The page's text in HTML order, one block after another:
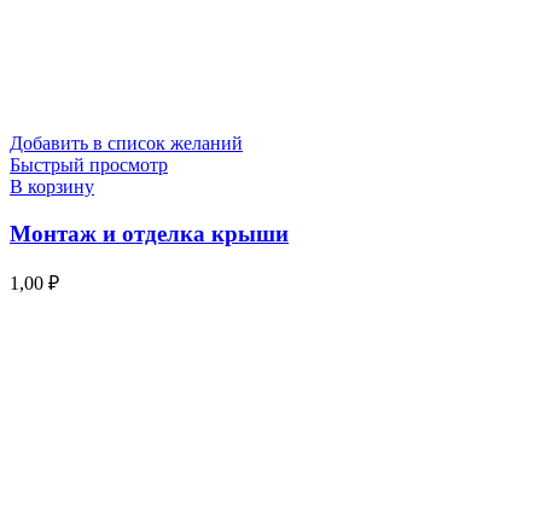
Добавить в список желаний
Быстрый просмотр
В корзину
Монтаж и отделка крыши
1,00 ₽